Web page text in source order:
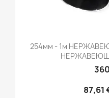
254мм - 1м
87,61